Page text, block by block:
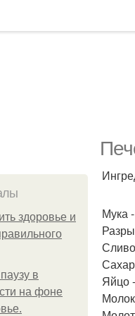
здоровье и
в
на фоне
Мука
Яйцо